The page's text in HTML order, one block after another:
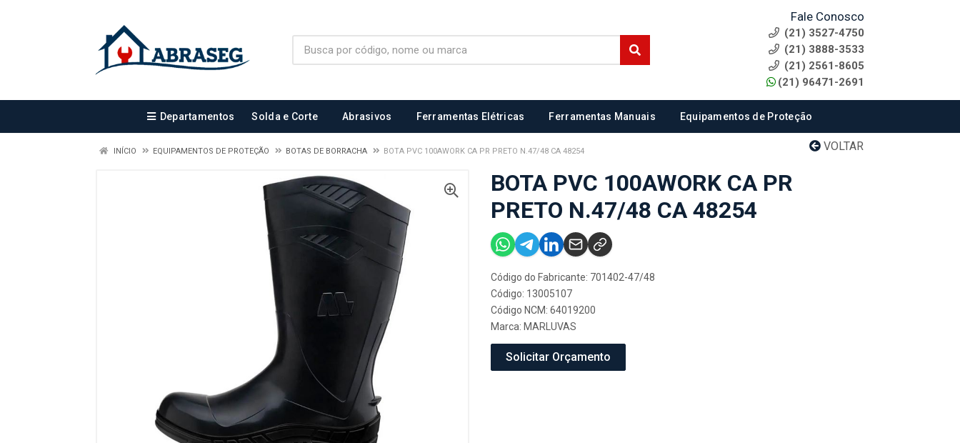
Fale Conosco
(21) 3527-4750
(21) 3888-3533
(21) 2561-8605
(21) 96471-2691
Departamentos Solda e Corte Abrasivos Ferramentas Elétricas Ferramentas Manuais Equipamentos de Proteção
VOLTAR
INÍCIO EQUIPAMENTOS DE PROTEÇÃO BOTAS DE BORRACHA BOTA PVC 100AWORK CA PR PRETO N.47/48 CA 48254
BOTA PVC 100AWORK CA PR
PRETO N.47/48 CA 48254
Código do Fabricante: 701402-47/48
Código: 13005107
Código NCM: 64019200
Marca: MARLUVAS
Solicitar Orçamento